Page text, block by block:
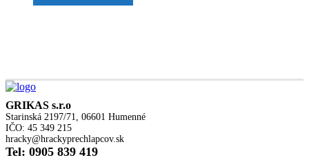
GRIKAS s.r.o
Starinská 2197/71, 06601 Humenné
IČO: 45 349 215
hracky@hrackyprechlapcov.sk
Tel: 0905 839 419